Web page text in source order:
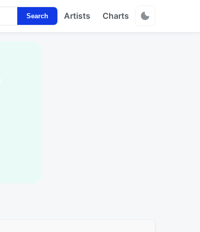
Search Artists Charts